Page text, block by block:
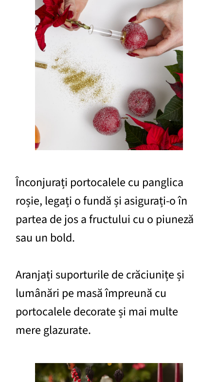
Înconjurați portocalele cu panglica
roșie, legați o fundă și asigurați-o în
partea de jos a fructului cu o piuneză
sau un bold.
Aranjați suporturile de crăciunițe și
lumânări pe masă împreună cu
portocalele decorate și mai multe
mere glazurate.